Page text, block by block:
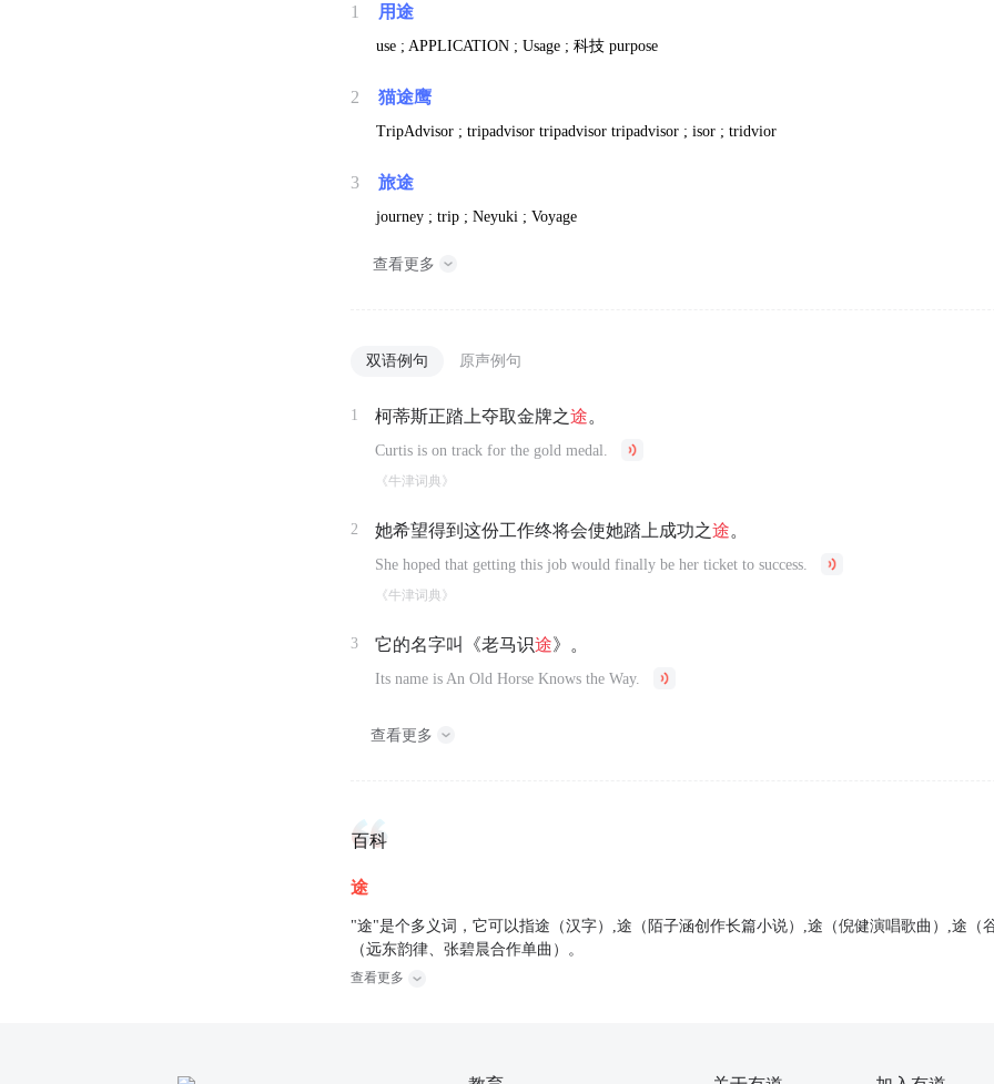
1 用途
use ; APPLICATION ; Usage ;科技purpose
2 猫途鹰
TripAdvisor ; tripadvisor tripadvisor tripadvisor ; isor ; tridvior
3 旅途
journey ; trip ; Neyuki ; Voyage
查看更多
双语例句 原声例句
1 柯蒂斯正踏上夺取金牌之途。
Curtis is on track for the gold medal.
《牛津词典》
2 她希望得到这份工作终将会使她踏上成功之途。
She hoped that getting this job would finally be her ticket to success.
《牛津词典》
3 它的名字叫《老马识途》。
Its name is An Old Horse Knows the Way.
查看更多
百科
途
"途"是个多义词，它可以指途（汉字）,途（陌子涵创作长篇小说）,途（倪健演唱歌曲）,途（
（远东韵律、张碧晨合作单曲）。
查看更多